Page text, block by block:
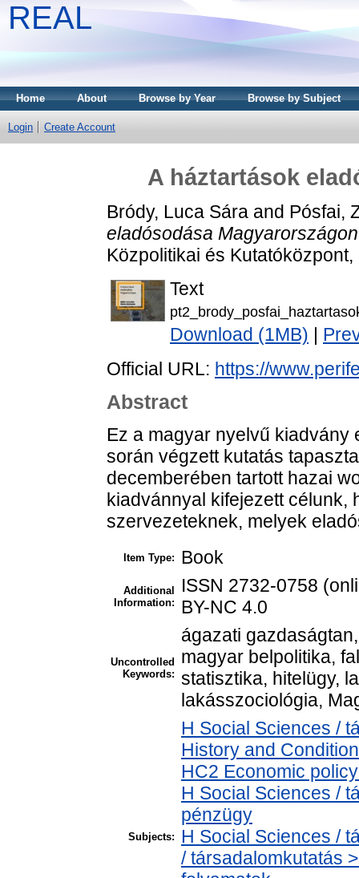
REAL
Home About Browse by Year Browse by Subject
Login Create Account
A háztartások
Bródy, Luca Sára and Pósfai,
eladósodása
Közpolitikai és
Text
Download (1MB)
Official URL: https://
Abstract
Ez a magyar nyelvű kiadvány
során végzett kutatás
decemberében tartott hazai
kiadvánnyal kifejezett célunk,
szervezeteknek, melyek
Item Type: Book
Additional
Information:
ISSN 2732-0758
BY-NC 4.0
Uncontrolled
Keywords:
ágazati
magyar belpolitika,
statisztika, hitelügy,
lakásszociológia,
Subjects:
H Social Sciences /
History and
HC2 Economic
H Social Sciences /
pénzügy
H Social Sciences /
/ társadalomkutatás